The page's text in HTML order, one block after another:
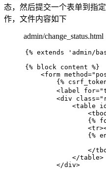
态，然后提交一个表单到指
作，文件内容如下
admin/change_status.html
{% extends 'admin/
{% block content %}
<form method=
{%
<label for=
<div class=
<table id
<
{%
<tr>
{%
</
</table>
</div>